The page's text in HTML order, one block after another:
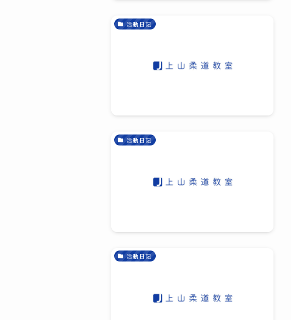
活動日記
活動日記
活動日記